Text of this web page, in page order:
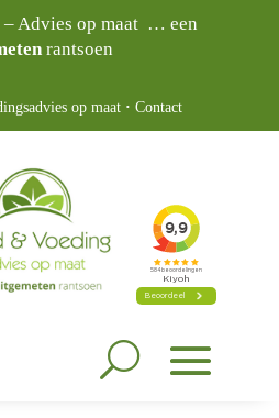
– Advies op maat … een
rantsoen
op maat ·Contact